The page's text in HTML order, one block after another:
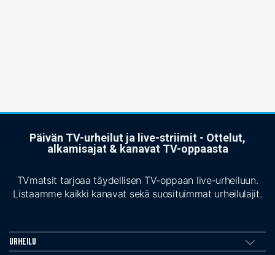
Päivän TV-urheilut ja live-striimit - Ottelut,
alkamisajat & kanavat TV-oppaasta
TVmatsit tarjoaa täydellisen TV-oppaan live-urheiluun.
Listaamme kaikki kanavat sekä suosituimmat urheilulajit.
Urheilu